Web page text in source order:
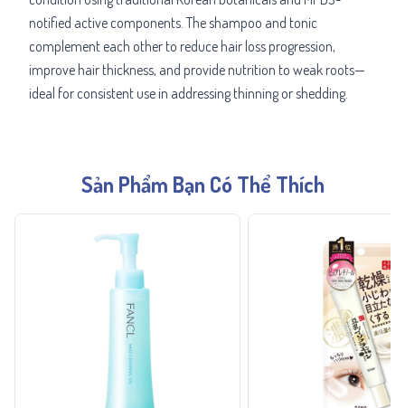
notified active components. The shampoo and tonic
complement each other to reduce hair loss progression,
improve hair thickness, and provide nutrition to weak roots—
ideal for consistent use in addressing thinning or shedding.
Sản Phẩm Bạn Có Thể Thích